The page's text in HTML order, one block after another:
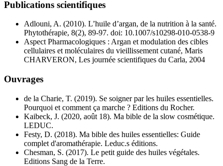
Publications scientifiques
Adlouni, A. (2010). L’huile d’argan, de la nutrition à la santé.
Phytothérapie, 8(2), 89-97. doi: 10.1007/s10298-010-0538-9
Aspect Pharmacologiques : Argan et modulation des cibles
cellulaires et moléculaires du vieillissement cutané, Maris
CHARVERON, Les journée scientifiques du Carla, 2004
Ouvrages
de la Charie, T. (2019). Se soigner par les huiles essentielles.
Pourquoi et comment ça marche ? Editions du Rocher.
Kaibeck, J. (2020, août 18). Ma bible de la slow cosmétique.
LEDUC.
Festy, D. (2018). Ma bible des huiles essentielles: Guide
complet d'aromathérapie. Leduc.s éditions.
Chesman, S. (2017). Le petit guide des huiles végétales.
Editions Sang de la Terre.